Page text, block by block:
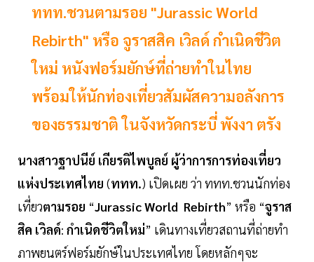
ททท.ชวนตามรอย "Jurassic World
Rebirth" หรือ จูราสสิค เวิลด์ กำเนิดชีวิต
ใหม่ หนังฟอร์มยักษ์ที่ถ่ายทำในไทย
พร้อมให้นักท่องเที่ยวสัมผัสความอลังการ
ของธรรมชาติ ในจังหวัดกระบี่ พังงา ตรัง
นางสาวฐาปนีย์ เกียรติไพบูลย์ ผู้ว่าการการท่องเที่ยว
แห่งประเทศไทย (ททท.) เปิดเผย ว่า ททท.ชวนนักท่อง
เที่ยวตามรอย “JurassicWorld Rebirth” หรือ “จูราส
สิค เวิลด์: กำเนิดชีวิตใหม่” เดินทางเที่ยวสถานที่ถ่ายทำ
ภาพยนตร์ฟอร์มยักษ์ในประเทศไทย โดยหลักๆจะ